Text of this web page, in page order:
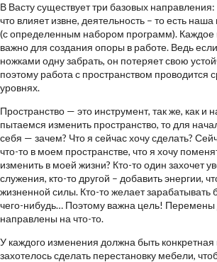
В Васту существует три базовых направления:
что влияет извне, деятельность – то есть
(с определенным набором программ). Каждое
важно для создания опоры в работе. Ведь
ножками одну забрать, он потеряет свою
поэтому работа с пространством проводится
уровнях.
Пространство — это инструмент, так же, как и
пытаемся изменить пространство, то для
себя — зачем? Что я сейчас хочу сделать?
что-то в моем пространстве, что я хочу
изменить в моей жизни? Кто-то один захочет
служения, кто-то другой – добавить энергии,
жизненной силы. Кто-то желает зарабатывать
чего-нибудь… Поэтому важна цель!
направлены на что-то.
У каждого изменения должна быть
захотелось сделать перестановку мебели,